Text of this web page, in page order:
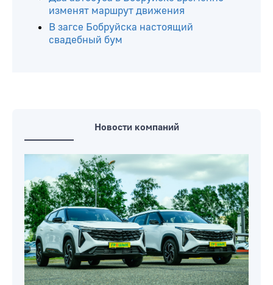
Архитектор рисует город. В Бобруйске
открылась первая персональная
выставка Сергея Леонова
свадебный бум
Новости компаний